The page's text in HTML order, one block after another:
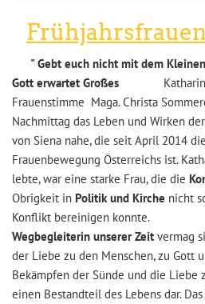
" Gebt euch nicht mit
Gott erwartet Großes Katharina v.
Frauenstimme Maga. Christa
Nachmittag das Leben und Wirken
von Siena nahe, die seit April 2014 die
Frauenbewegung Österreichs ist.
lebte, war eine starke Frau, die die
Obrigkeit in Politik und Kirche nicht
Konflikt bereinigen
Wegbegleiterin unserer Zeit vermag
der Liebe zu den Menschen, zu Gott
Bekämpfen der Sünde und die Liebe
einen Bestandteil des Lebens dar.